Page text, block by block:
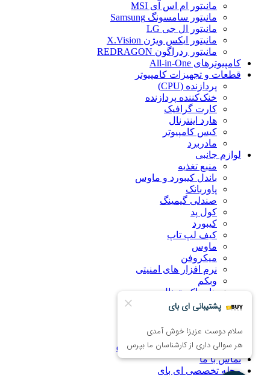
مانیتور ام اس آی MSI
مانیتور سامسونگ Samsung
مانیتور ال جی LG
مانیتور ایکس ویژن X.Vision
مانیتور ردراگون REDRAGON
کامپیوترهای All-in-One
قطعات و تجهیزات کامپیوتر
پردازنده (CPU)
خنک‌کننده پردازنده
کارت گرافیک
هارد اینترنال
کیس کامپیوتر
مادربرد
لوازم جانبی
منبع تغذیه
باندل کیبورد و ماوس
پاوربانک
صندلی گیمینگ
کول پد
کیبورد
کیف لپ تاپ
ماوس
میکروفن
نرم افزار های امنیتی
وبکم
هارد اکسترنال
درباره ما
ضمانت کالا
همکاری با فروشگاه eBuy
تماس با ما
مجله تخصصی ای‌ بای